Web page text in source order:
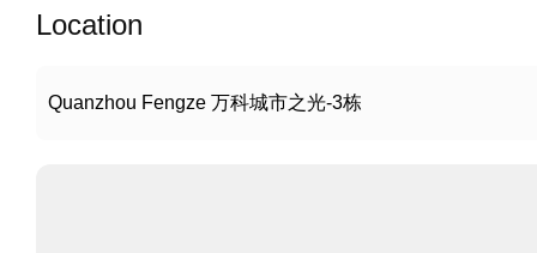
Location
Quanzhou Fengze 万科城市之光-3栋